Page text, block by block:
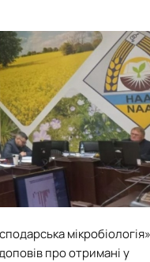
про отримані у